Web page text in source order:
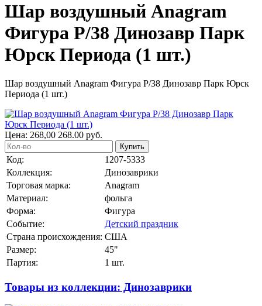
Шар воздушный Anagram
Фигура Р/38 Динозавр Парк
Юрск Периода (1 шт.)
Шар воздушный Anagram Фигура Р/38 Динозавр Парк Юрск
Периода (1 шт.)
Цена: 268,00 268.00 руб.
Купить
Код:
1207-5333
Коллекция:
Динозаврики
Торговая марка:
Anagram
Материал:
фольга
Форма:
Фигура
Событие:
Детский праздник
Страна происхождения: США
Размер:
45"
Партия:
1 шт.
Товары из коллекции: Динозаврики